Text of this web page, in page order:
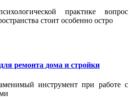
практике вопрос
стоит особенно остро
ремонта дома и стройки
инструмент при работе с